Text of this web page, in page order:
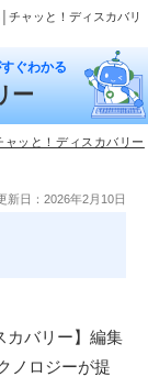
チャッと！ディスカバリ
ぐわかる
ー
ッと！ディスカバリー
新日：2026年2月10日
カバリー】編集
ノロジーが提